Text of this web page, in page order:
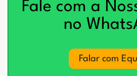
Fale com a
no
Falar com